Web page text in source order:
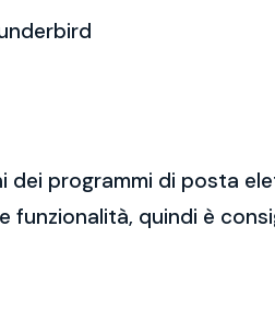
dei programmi di posta
funzionalità, quindi è